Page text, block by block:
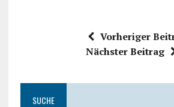
Vorheriger
Nächster Beitrag
SUCHE